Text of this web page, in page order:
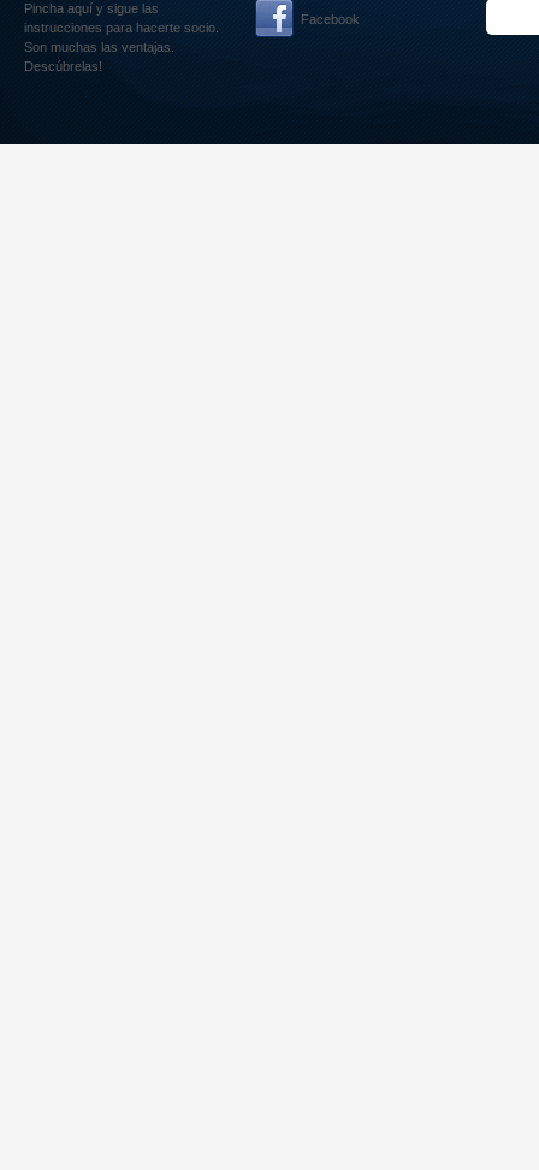
Pincha aquí y sigue las
instrucciones para hacerte socio.
Son muchas las ventajas.
Descúbrelas!
Facebook